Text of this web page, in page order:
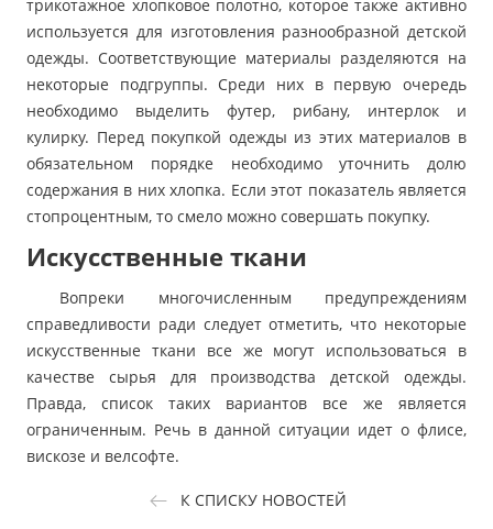
трикотажное хлопковое полотно, которое также активно
используется для изготовления разнообразной детской
одежды. Соответствующие материалы разделяются на
некоторые подгруппы. Среди них в первую очередь
необходимо выделить футер, рибану, интерлок и
кулирку. Перед покупкой одежды из этих материалов в
обязательном порядке необходимо уточнить долю
содержания в них хлопка. Если этот показатель является
стопроцентным, то смело можно совершать покупку.
Искусственные ткани
Вопреки многочисленным предупреждениям
справедливости ради следует отметить, что некоторые
искусственные ткани все же могут использоваться в
качестве сырья для производства детской одежды.
Правда, список таких вариантов все же является
ограниченным. Речь в данной ситуации идет о флисе,
вискозе и велсофте.
К СПИСКУ НОВОСТЕЙ